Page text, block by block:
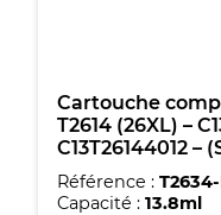
(Série
ours
polaire)
-
Jaune
Cartouche
T2614 (26XL) –
C13T26144012
Référence :
Capacité : 13.8ml